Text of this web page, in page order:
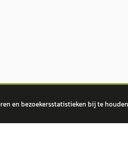
en bezoekersstatistieken bij te